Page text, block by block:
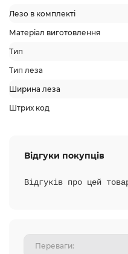
Лезо в комплекті
Матеріал виготовлення
Тип
Тип леза
Ширина леза
Штрих код
Відгуки покупців
Відгуків про цей